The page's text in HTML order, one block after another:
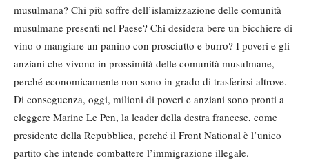
musulmana? Chi più soffre dell’islamizzazione delle comunità
musulmane presenti nel Paese? Chi desidera bere un bicchiere di
vino o mangiare un panino con prosciutto e burro? I poveri e gli
anziani che vivono in prossimità delle comunità musulmane,
perché economicamente non sono in grado di trasferirsi altrove.
Di conseguenza, oggi, milioni di poveri e anziani sono pronti a
eleggere Marine Le Pen, la leader della destra francese, come
presidente della Repubblica, perché il Front National è l’unico
partito che intende combattere l’immigrazione illegale.